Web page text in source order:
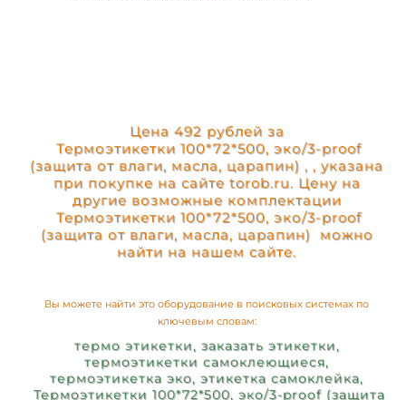
Цена 492 рублей за
Термоэтикетки 100*72*500, эко/3-proof
(защита от влаги, масла, царапин) , , указана
при покупке на сайте torob.ru. Цену на
другие возможные комплектации
Термоэтикетки 100*72*500, эко/3-proof
(защита от влаги, масла, царапин) можно
найти на нашем сайте.
Вы можете найти это оборудование в поисковых системах по
ключевым словам:
термо этикетки, заказать этикетки,
термоэтикетки самоклеющиеся,
термоэтикетка эко, этикетка самоклейка,
Термоэтикетки 100*72*500, эко/3-proof (защита